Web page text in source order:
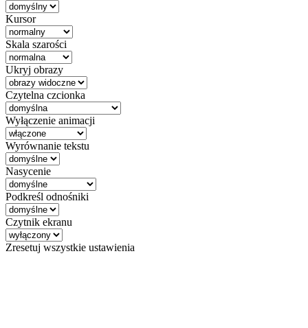
Kursor
Skala szarości
Ukryj obrazy
Czytelna czcionka
Wyłączenie animacji
Wyrównanie tekstu
Nasycenie
Podkreśl odnośniki
Czytnik ekranu
Zresetuj wszystkie ustawienia